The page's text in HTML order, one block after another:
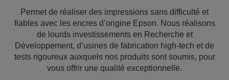
Permet de réaliser des impressions sans difficulté et
fiables avec les encres d’origine Epson. Nous réalisons
de lourds investissements en Recherche et
Développement, d’usines de fabrication high-tech et de
tests rigoureux auxquels nos produits sont soumis, pour
vous offrir une qualité exceptionnelle.